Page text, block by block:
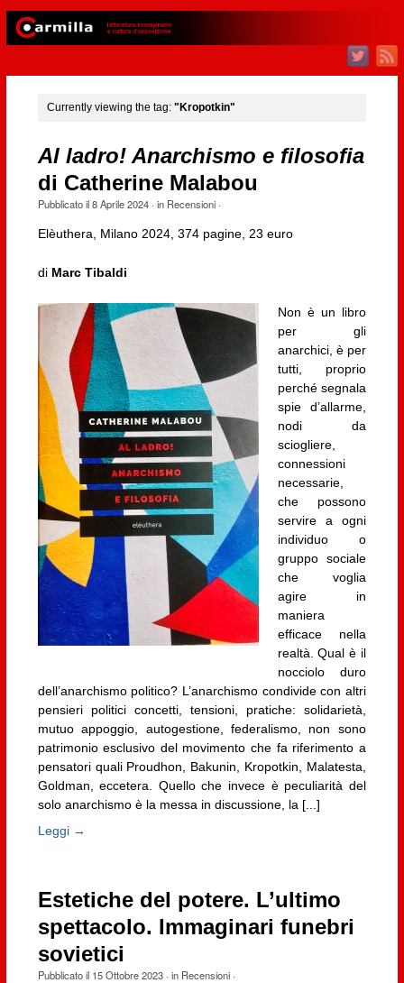
Currently viewing the tag: "Kropotkin"
Al ladro! Anarchismo e filosofia
di Catherine Malabou
Pubblicato il8 Aprile 2024· in Recensioni·
Elèuthera, Milano 2024, 374 pagine, 23 euro
di Marc Tibaldi
Non è un libro
per gli
anarchici, è per
tutti, proprio
perché segnala
spie d’allarme,
nodi da
sciogliere,
connessioni
necessarie,
che possono
servire a ogni
individuo o
gruppo sociale
che voglia
agire in
maniera
efficace nella
realtà. Qual è il
nocciolo duro
dell’anarchismo politico? L’anarchismo condivide con altri
pensieri politici concetti, tensioni, pratiche: solidarietà,
mutuo appoggio, autogestione, federalismo, non sono
patrimonio esclusivo del movimento che fa riferimento a
pensatori quali Proudhon, Bakunin, Kropotkin, Malatesta,
Goldman, eccetera. Quello che invece è peculiarità del
solo anarchismo è la messa in discussione, la [...]
Leggi →
Estetiche del potere. L’ultimo
spettacolo. Immaginari funebri
sovietici
Pubblicato il 15 Ottobre 2023· in Recensioni·